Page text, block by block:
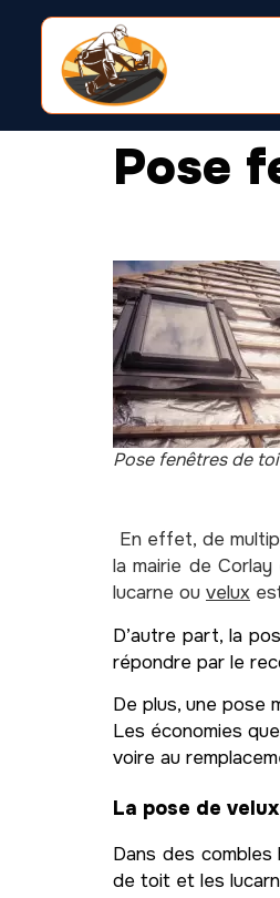
Pose
Pose fenêtres de
En effet, de
la mairie de
lucarne ou velux
D’autre part, la
répondre par le
De plus, une pose
Les économies
voire au
La pose de
Dans des
de toit et les